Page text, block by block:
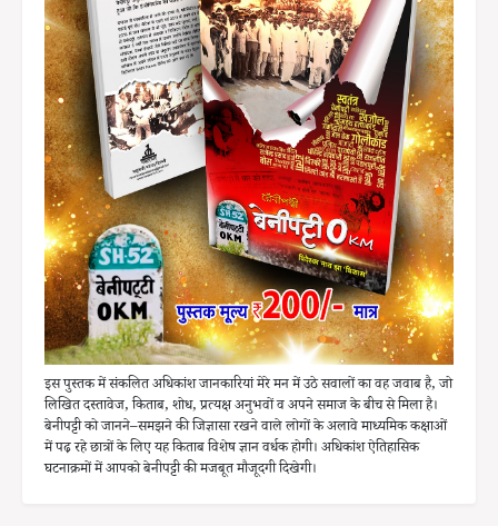
इस पुस्तक में संकलित अधिकांश जानकारियां मेरे मन में उठे सवालों का वह जवाब है, जो
लिखित दस्तावेज, किताब, शोध, प्रत्यक्ष अनुभवों व अपने समाज के बीच से मिला है।
बेनीपट्टी को जानने–समझने की जिज्ञासा रखने वाले लोगों के अलावे माध्यमिक कक्षाओं
में पढ़ रहे छात्रों के लिए यह किताब विशेष ज्ञान वर्धक होगी। अधिकांश ऐतिहासिक
घटनाक्रमों में आपको बेनीपट्टी की मजबूत मौजूदगी दिखेगी।